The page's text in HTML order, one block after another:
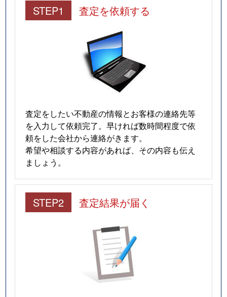
STEP1 査定を依頼する
査定をしたい不動産の情報とお客様の連絡先等
を入力して依頼完了。早ければ数時間程度で依
頼をした会社から連絡がきます。
希望や相談する内容があれば、その内容も伝え
ましょう。
STEP2 査定結果が届く